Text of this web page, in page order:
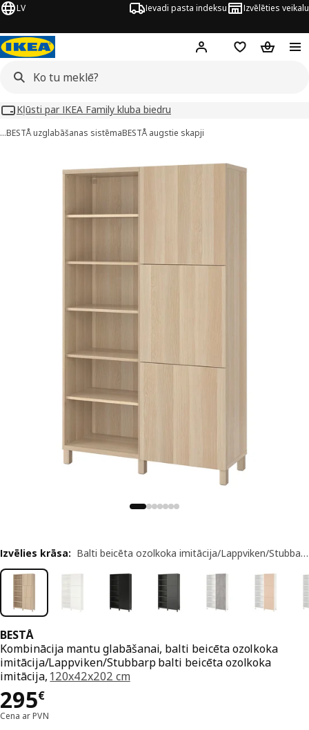
LV Ievadi pasta indeksu Izvēlēties veikalu
Hej! Pierakstīties
PirkumuPirkumu
Kļūsti par IKEA Family kluba biedru
…BESTÅ uzglabāšanas sistēmaBESTÅ augstie skapji
BESTÅ
Kombinācija mantu glabāšanai, balti beicēta ozolkoka
imitācija/Lappviken/Stubbarp balti beicēta ozolkoka
imitācija, 120x42x202 cm
295€
Cena 295€
Cena ar PVN
Izvēlies krāsa: Balti beicēta ozolkoka imitācija/Lappviken/Stubbarp balti beicēta ozolkoka imitācija